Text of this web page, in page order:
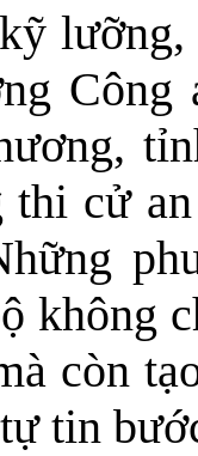
lưỡng,
Công
cử
không
còn
tin